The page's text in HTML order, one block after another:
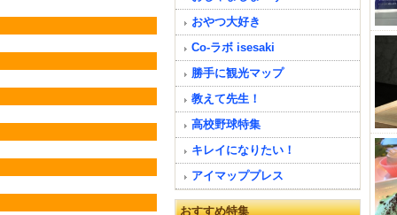
おやつ大好き
Co-ラボ isesaki
勝手に観光マップ
教えて先生！
高校野球特集
キレイになりたい！
アイマッププレス
おすすめ特集